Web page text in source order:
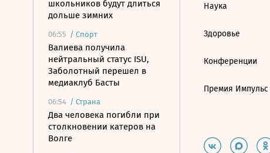
школьников будут длиться
дольше зимних
06:55 / Спорт
Валиева получила
нейтральный статус ISU,
Заболотный перешел в
медиаклуб Басты
06:54 / Страна
Два человека погибли при
столкновении катеров на
Волге
Наука
Здоровье
Конференции
Премия Импульс